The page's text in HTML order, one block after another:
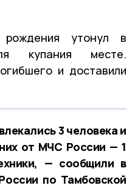
утонул в
купания месте.
и доставили
3 человека и
от МЧС России — 1
— сообщили в
по Тамбовской